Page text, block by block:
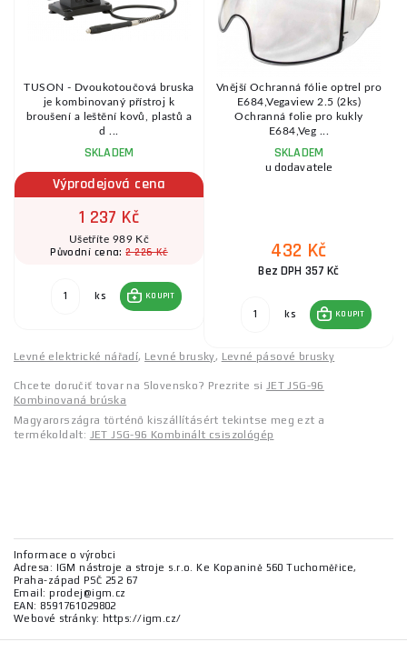
TUSON - Dvoukotoučová bruska
je kombinovaný přístroj k
broušení a leštění kovů, plastů a
d ...
SKLADEM
Výprodejová cena
1 237 Kč
Ušetříte 989 Kč
Původní cena:2 226 Kč
ks KOUPIT
Vnější Ochranná fólie optrel pro
E684,Vegaview 2.5 (2ks)
Ochranná folie pro kukly
E684,Veg ...
SKLADEM
u dodavatele
432 Kč
Bez DPH 357 Kč
ks KOUPIT
Levné elektrické nářadí, Levné brusky, Levné pásové brusky
Chcete doručiť tovar na Slovensko? Prezrite si JET JSG-96
Kombinovaná brúska
Magyarországra történő kiszállításért tekintse meg ezt a
termékoldalt: JET JSG-96 Kombinált csiszológép
Informace o výrobci
Adresa: IGM nástroje a stroje s.r.o. Ke Kopanině 560 Tuchoměřice,
Praha-západ PSČ 252 67
Email: prodej@igm.cz
EAN: 8591761029802
Webové stránky: https://igm.cz/